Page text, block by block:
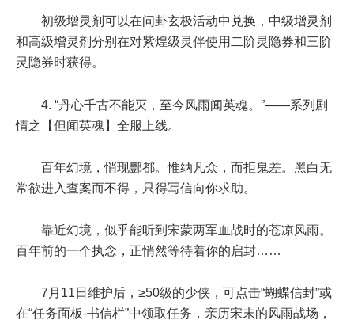
初级增灵剂可以在问卦玄极活动中兑换，中级增灵剂
和高级增灵剂分别在对紫煌级灵伴使用二阶灵隐券和三阶
灵隐券时获得。
4. “丹心千古不能灭，至今风雨闻英魂。”——系列剧
情之【但闻英魂】全服上线。
百年幻境，悄现酆都。惟纳凡众，而拒鬼差。黑白无
常欲进入查案而不得，只得写信向你求助。
靠近幻境，似乎能听到宋蒙两军血战时的苍凉风雨。
百年前的一个执念，正悄然等待着你的启封……
7月11日维护后 ， ≥50级的少侠，可点击“蝴蝶信封”或
在“任务面板-书信栏”中领取任务，亲历宋末的风雨战场，